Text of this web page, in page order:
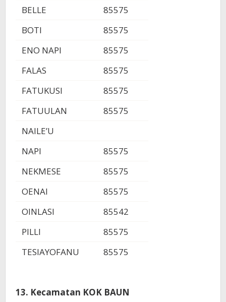
BELLE
85575
BOTI
85575
ENO NAPI
85575
FALAS
85575
FATUKUSI
85575
FATUULAN
85575
NAILE’U
NAPI
85575
NEKMESE
85575
OENAI
85575
OINLASI
85542
PILLI
85575
TESIAYOFANU
85575
13. Kecamatan KOK BAUN